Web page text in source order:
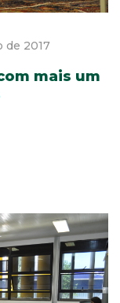
de 2017
mais um